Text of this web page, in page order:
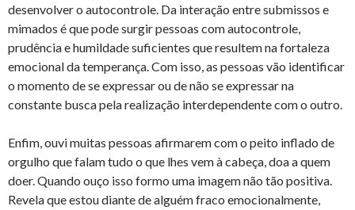
desenvolver o autocontrole. Da interação entre submissos e
mimados é que pode surgir pessoas com autocontrole,
prudência e humildade suficientes que resultem na fortaleza
emocional da temperança. Com isso, as pessoas vão identificar
o momento de se expressar ou de não se expressar na
constante busca pela realização interdependente com o outro.
Enfim, ouvi muitas pessoas afirmarem com o peito inflado de
orgulho que falam tudo o que lhes vem à cabeça, doa a quem
doer. Quando ouço isso formo uma imagem não tão positiva.
Revela que estou diante de alguém fraco emocionalmente,